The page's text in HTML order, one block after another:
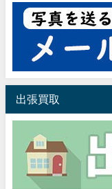
出張買取